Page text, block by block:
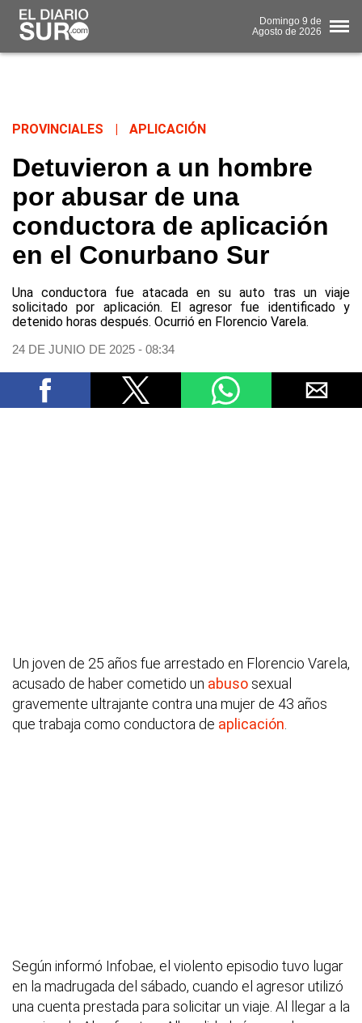
Domingo 9 de
Agosto de 2026
PROVINCIALES APLICACIÓN
Detuvieron a un hombre
por abusar de una
conductora de aplicación
en el Conurbano Sur
Una conductora fue atacada en su auto tras un viaje
solicitado por aplicación. El agresor fue identificado y
detenido horas después. Ocurrió en Florencio Varela.
24 DE JUNIO DE 2025 - 08:34
Un joven de 25 años fue arrestado en Florencio Varela,
acusado de haber cometido un abuso sexual
gravemente ultrajante contra una mujer de 43 años
que trabaja como conductora de aplicación.
Según informó Infobae, el violento episodio tuvo lugar
en la madrugada del sábado, cuando el agresor utilizó
una cuenta prestada para solicitar un viaje. Al llegar a la